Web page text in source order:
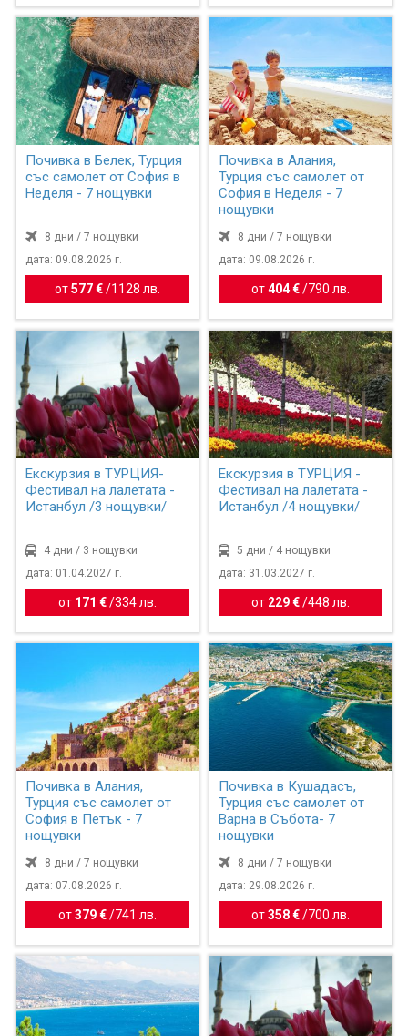
Почивка в Белек, Турция
със самолет от София в
Неделя - 7 нощувки
8 дни / 7 нощувки
дата: 09.08.2026 г.
от577 € / 1128 лв.
Почивка в Алания,
Турция със самолет от
София в Неделя - 7
нощувки
8 дни / 7 нощувки
дата: 09.08.2026 г.
от404 €/ 790 лв.
Екскурзия в ТУРЦИЯ-
Фестивал на лалетата -
Истанбул /3 нощувки/
4 дни / 3 нощувки
дата: 01.04.2027 г.
от 171 € /334 лв.
Екскурзия в ТУРЦИЯ -
Фестивал на лалетата -
Истанбул /4 нощувки/
5 дни / 4 нощувки
дата: 31.03.2027 г.
от 229 €/448 лв.
Почивка в Алания,
Турция със самолет от
София в Петък - 7
нощувки
8 дни / 7 нощувки
дата: 07.08.2026 г.
от379 € / 741 лв.
Почивка в Кушадасъ,
Турция със самолет от
Варна в Събота- 7
нощувки
8 дни / 7 нощувки
дата: 29.08.2026 г.
от358 €/ 700 лв.